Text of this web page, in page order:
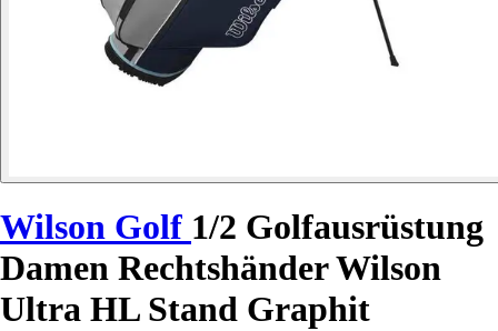
Wilson Golf 1/2 Golfausrüstung
Damen Rechtshänder Wilson
Ultra HL Stand Graphit